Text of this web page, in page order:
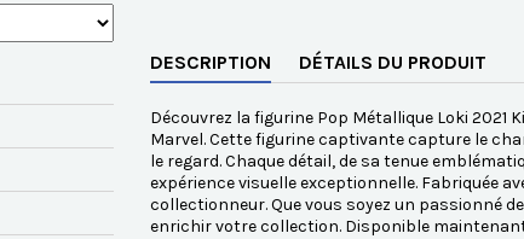
DESCRIPTION DÉTAILS DU PRODUIT
Découvrez la figurine Pop Métallique Loki
Marvel. Cette figurine captivante capture le
le regard. Chaque détail, de sa tenue
expérience visuelle exceptionnelle. Fabriquée
collectionneur. Que vous soyez un passionné
enrichir votre collection. Disponible